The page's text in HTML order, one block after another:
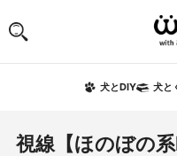
犬とDIY 犬と
視線【ほのぼの